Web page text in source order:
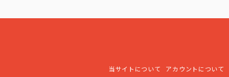
当サイトについて アカウントについて